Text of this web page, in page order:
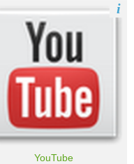
YouTube
i